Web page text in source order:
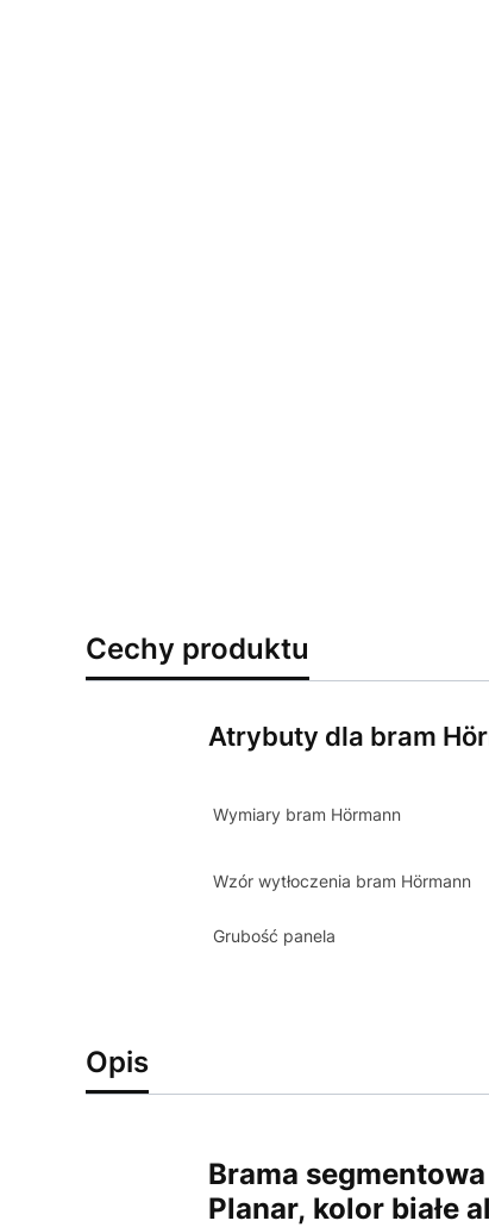
Cechy produktu
Atrybuty dla bram
Wymiary bram Hörmann
Wzór wytłoczenia bram Hörmann
Grubość panela
Opis
Brama
Planar, kolor białe